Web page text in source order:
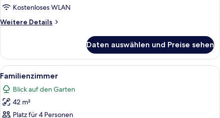
Kostenloses WLAN
Weitere Details
Weitere
(Romantic)
Daten auswählen und Preise sehen
Alle
Fotos
für
Familienzimmer
anzeigen
Ein Hotelzimmer mit zwei Betten,
6
Familienzimmer
Blick auf den Garten
42 m²
Platz für 4 Personen